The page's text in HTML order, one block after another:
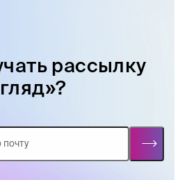
рассылку